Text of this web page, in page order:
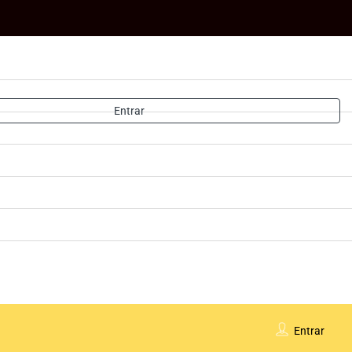
Entrar
Entrar